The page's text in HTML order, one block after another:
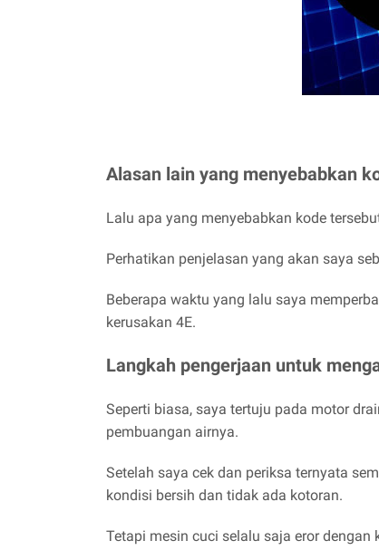
Alasan lain yang menyebabkan
Lalu apa yang menyebabkan kode
Perhatikan penjelasan yang akan saya
Beberapa waktu yang lalu saya
kerusakan 4E.
Langkah pengerjaan untuk
Seperti biasa, saya tertuju pada motor
pembuangan airnya.
Setelah saya cek dan periksa ternyata
kondisi bersih dan tidak ada kotoran.
Tetapi mesin cuci selalu saja eror dengan